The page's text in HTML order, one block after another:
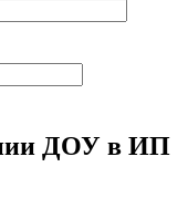
ДОУ в ИП